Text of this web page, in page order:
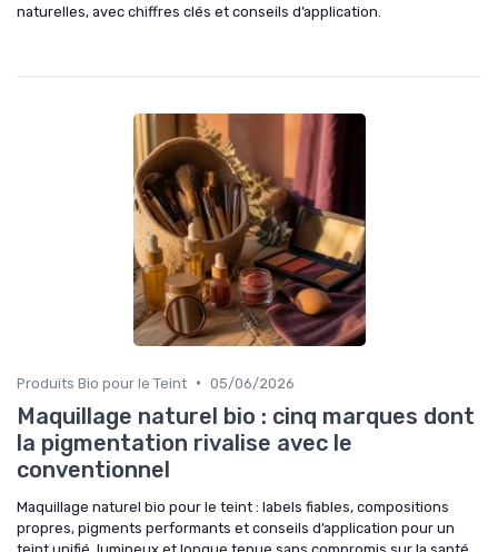
naturelles, avec chiffres clés et conseils d’application.
Produits Bio pour le Teint • 05/06/2026
Maquillage naturel bio : cinq marques dont
la pigmentation rivalise avec le
conventionnel
Maquillage naturel bio pour le teint : labels fiables, compositions
propres, pigments performants et conseils d’application pour un